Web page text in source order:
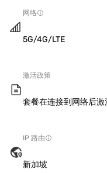
网络
5G/4G/LTE
激活政策
套餐在连接到网络后激
IP 路由
新加坡